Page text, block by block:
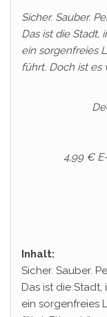
Sicher. Sauber.
Das ist die Stadt,
ein sorgenfreies
führt. Doch ist es
4,99 €
Inhalt:
Sicher. Sauber.
Das ist die
ein sorgenfreies